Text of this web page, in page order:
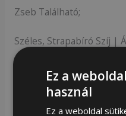
Zseb Található;
Széles, Strapabíró Szíj |
Csattal Ellátott
Tágas És Funkcionális
Ez a
használ
Ez a weboldal